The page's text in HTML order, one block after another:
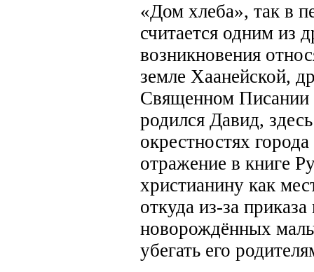
«Дом хлеба», так в
считается одним из
возникновения
земле Хаанейской,
Священном Писании
родился Давид,
окрестностях
отражение в книге
христианину как
откуда из-за
новорождённых
убегать его